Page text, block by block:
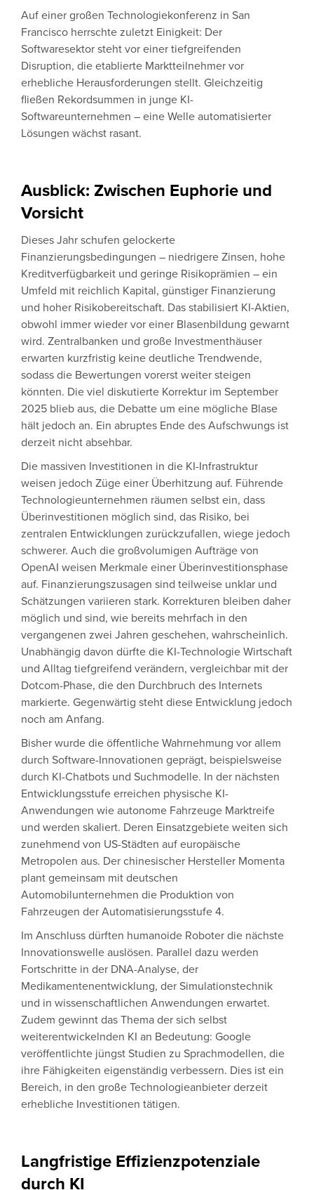
Auf einer großen Technologiekonferenz in San
Francisco herrschte zuletzt Einigkeit: Der
Softwaresektor steht vor einer tiefgreifenden
Disruption, die etablierte Marktteilnehmer vor
erhebliche Herausforderungen stellt. Gleichzeitig
fließen Rekordsummen in junge KI-
Softwareunternehmen – eine Welle automatisierter
Lösungen wächst rasant.
Ausblick: Zwischen Euphorie und
Vorsicht
Dieses Jahr schufen gelockerte
Finanzierungsbedingungen – niedrigere Zinsen, hohe
Kreditverfügbarkeit und geringe Risikoprämien – ein
Umfeld mit reichlich Kapital, günstiger Finanzierung
und hoher Risikobereitschaft. Das stabilisiert KI-Aktien,
obwohl immer wieder vor einer Blasenbildung gewarnt
wird. Zentralbanken und große Investmenthäuser
erwarten kurzfristig keine deutliche Trendwende,
sodass die Bewertungen vorerst weiter steigen
könnten. Die viel diskutierte Korrektur im September
2025 blieb aus, die Debatte um eine mögliche Blase
hält jedoch an. Ein abruptes Ende des Aufschwungs ist
derzeit nicht absehbar.
Die massiven Investitionen in die KI-Infrastruktur
weisen jedoch Züge einer Überhitzung auf. Führende
Technologieunternehmen räumen selbst ein, dass
Überinvestitionen möglich sind, das Risiko, bei
zentralen Entwicklungen zurückzufallen, wiege jedoch
schwerer. Auch die großvolumigen Aufträge von
OpenAI weisen Merkmale einer Überinvestitionsphase
auf. Finanzierungszusagen sind teilweise unklar und
Schätzungen variieren stark. Korrekturen bleiben daher
möglich und sind, wie bereits mehrfach in den
vergangenen zwei Jahren geschehen, wahrscheinlich.
Unabhängig davon dürfte die KI-Technologie Wirtschaft
und Alltag tiefgreifend verändern, vergleichbar mit der
Dotcom-Phase, die den Durchbruch des Internets
markierte. Gegenwärtig steht diese Entwicklung jedoch
noch am Anfang.
Bisher wurde die öffentliche Wahrnehmung vor allem
durch Software-Innovationen geprägt, beispielsweise
durch KI-Chatbots und Suchmodelle. In der nächsten
Entwicklungsstufe erreichen physische KI-
Anwendungen wie autonome Fahrzeuge Marktreife
und werden skaliert. Deren Einsatzgebiete weiten sich
zunehmend von US-Städten auf europäische
Metropolen aus. Der chinesischer Hersteller Momenta
plant gemeinsam mit deutschen
Automobilunternehmen die Produktion von
Fahrzeugen der Automatisierungsstufe 4.
Im Anschluss dürften humanoide Roboter die nächste
Innovationswelle auslösen. Parallel dazu werden
Fortschritte in der DNA-Analyse, der
Medikamentenentwicklung, der Simulationstechnik
und in wissenschaftlichen Anwendungen erwartet.
Zudem gewinnt das Thema der sich selbst
weiterentwickelnden KI an Bedeutung: Google
veröffentlichte jüngst Studien zu Sprachmodellen, die
ihre Fähigkeiten eigenständig verbessern. Dies ist ein
Bereich, in den große Technologieanbieter derzeit
erhebliche Investitionen tätigen.
Langfristige Effizienzpotenziale
durch KI